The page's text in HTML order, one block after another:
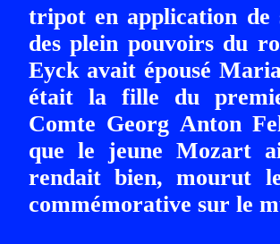
tripot en application
des plein pouvoirs du
Eyck avait épousé
était la fille du
Comte Georg Anton
que le jeune Mozart
rendait bien, mourut
commémorative sur le